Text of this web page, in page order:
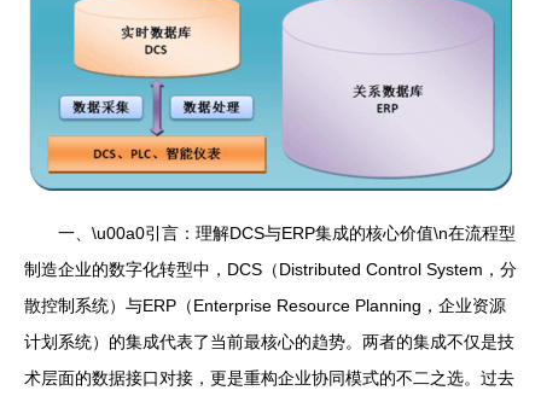
一、\u00a0引言：理解DCS与ERP集成的核心价值\n在流程型
制造企业的数字化转型中，DCS（Distributed Control System，分
散控制系统）与ERP（Enterprise Resource Planning，企业资源
计划系统）的集成代表了当前最核心的趋势。两者的集成不仅是技
术层面的数据接口对接，更是重构企业协同模式的不二之选。过去